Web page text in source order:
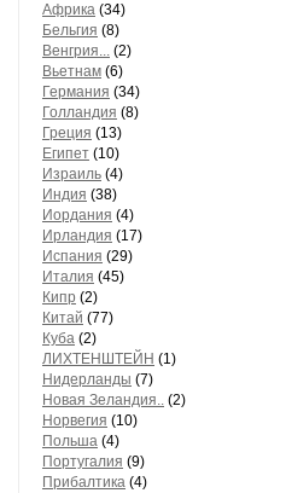
Африка (34)
Бельгия (8)
Венгрия... (2)
Вьетнам (6)
Германия (34)
Голландия (8)
Греция (13)
Египет (10)
Израиль (4)
Индия (38)
Иордания (4)
Ирландия (17)
Испания (29)
Италия (45)
Кипр (2)
Китай (77)
Куба (2)
ЛИХТЕНШТЕЙН (1)
Нидерланды (7)
Новая Зеландия.. (2)
Норвегия (10)
Польша (4)
Португалия (9)
Прибалтика (4)